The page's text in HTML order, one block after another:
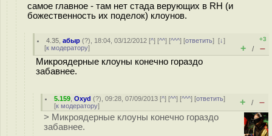
самое главное - там нет стада верующих в RH (и
божественность их поделок) клоунов.
4.35 ,абыр (?), 18:04, 03/12/2012 [^] [^^] [^^^] [ответить][↓]
[к модератору]
+3
+ / –
Микроядерные клоуны конечно гораздо
забавнее.
5.159 ,Oxyd (?), 09:28, 07/09/2013 [^] [^^] [^^^] [ответить]
[к модератору] + / –
> Микроядерные клоуны конечно гораздо
забавнее.